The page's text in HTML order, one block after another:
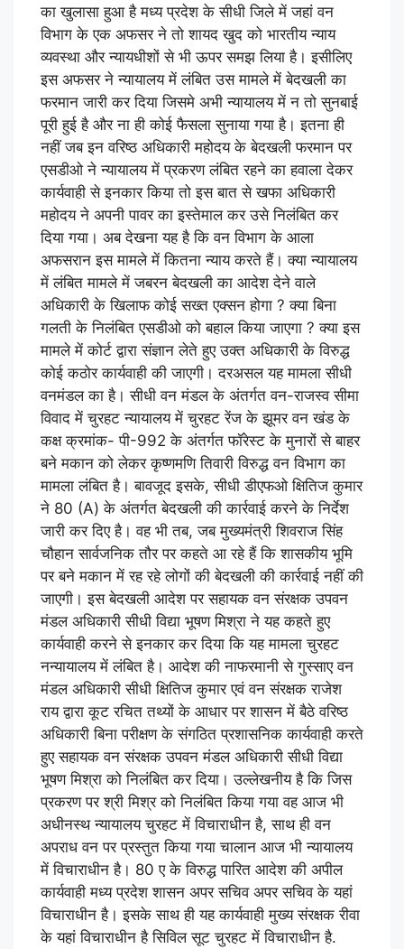
का खुलासा हुआ है मध्य प्रदेश के सीधी जिले में जहां वन
विभाग के एक अफसर ने तो शायद खुद को भारतीय न्याय
व्यवस्था और न्यायधीशों से भी ऊपर समझ लिया है। इसीलिए
इस अफसर ने न्यायालय में लंबित उस मामले में बेदखली का
फरमान जारी कर दिया जिसमे अभी न्यायालय में न तो सुनबाई
पूरी हुई है और ना ही कोई फैसला सुनाया गया है। इतना ही
नहीं जब इन वरिष्ठ अधिकारी महोदय के बेदखली फरमान पर
एसडीओ ने न्यायालय में प्रकरण लंबित रहने का हवाला देकर
कार्यवाही से इनकार किया तो इस बात से खफा अधिकारी
महोदय ने अपनी पावर का इस्तेमाल कर उसे निलंबित कर
दिया गया। अब देखना यह है कि वन विभाग के आला
अफसरान इस मामले में कितना न्याय करते हैं। क्या न्यायालय
में लंबित मामले में जबरन बेदखली का आदेश देने वाले
अधिकारी के खिलाफ कोई सख्त एक्सन होगा ? क्या बिना
गलती के निलंबित एसडीओ को बहाल किया जाएगा ? क्या इस
मामले में कोर्ट द्वारा संज्ञान लेते हुए उक्त अधिकारी के विरुद्ध
कोई कठोर कार्यवाही की जाएगी। दरअसल यह मामला सीधी
वनमंडल का है। सीधी वन मंडल के अंतर्गत वन-राजस्व सीमा
विवाद में चुरहट न्यायालय में चुरहट रेंज के झूमर वन खंड के
कक्ष क्रमांक- पी-992 के अंतर्गत फॉरेस्ट के मुनारों से बाहर
बने मकान को लेकर कृष्णमणि तिवारी विरुद्ध वन विभाग का
मामला लंबित है। बावजूद इसके, सीधी डीएफओ क्षितिज कुमार
ने 80 (A) के अंतर्गत बेदखली की कार्रवाई करने के निर्देश
जारी कर दिए है। वह भी तब, जब मुख्यमंत्री शिवराज सिंह
चौहान सार्वजनिक तौर पर कहते आ रहे हैं कि शासकीय भूमि
पर बने मकान में रह रहे लोगों की बेदखली की कार्रवाई नहीं की
जाएगी। इस बेदखली आदेश पर सहायक वन संरक्षक उपवन
मंडल अधिकारी सीधी विद्या भूषण मिश्रा ने यह कहते हुए
कार्यवाही करने से इनकार कर दिया कि यह मामला चुरहट
नन्यायालय में लंबित है। आदेश की नाफरमानी से गुस्साए वन
मंडल अधिकारी सीधी क्षितिज कुमार एवं वन संरक्षक राजेश
राय द्वारा कूट रचित तथ्यों के आधार पर शासन में बैठे वरिष्ठ
अधिकारी बिना परीक्षण के संगठित प्रशासनिक कार्यवाही करते
हुए सहायक वन संरक्षक उपवन मंडल अधिकारी सीधी विद्या
भूषण मिश्रा को निलंबित कर दिया। उल्लेखनीय है कि जिस
प्रकरण पर श्री मिश्र को निलंबित किया गया वह आज भी
अधीनस्थ न्यायालय चुरहट में विचाराधीन है, साथ ही वन
अपराध वन पर प्रस्तुत किया गया चालान आज भी न्यायालय
में विचाराधीन है। 80 ए के विरुद्ध पारित आदेश की अपील
कार्यवाही मध्य प्रदेश शासन अपर सचिव अपर सचिव के यहां
विचाराधीन है। इसके साथ ही यह कार्यवाही मुख्य संरक्षक रीवा
के यहां विचाराधीन है सिविल सूट चुरहट में विचाराधीन है.